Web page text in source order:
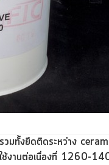
วมทั้งยึดติดระหว่าง
านต่อเนื่องที่ 1260-